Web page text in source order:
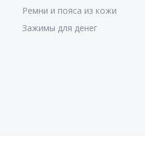
Ремни и пояса из кожи
Зажимы для денег